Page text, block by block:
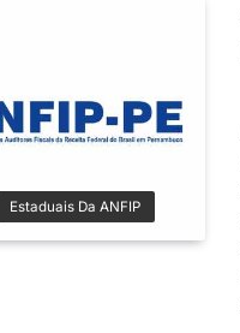
Estaduais Da ANFIP